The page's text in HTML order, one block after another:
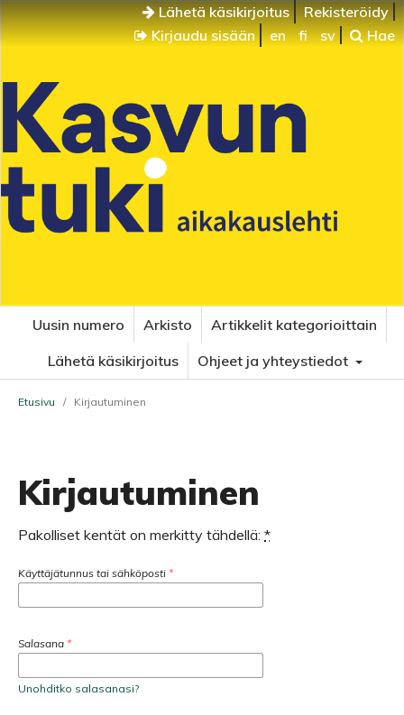
Lähetä käsikirjoitus
Rekisteröidy
Kirjaudu sisään
en fi sv Hae
Uusin numero Arkisto
Artikkelit kategorioittain
Lähetä käsikirjoitus
Ohjeet ja yhteystiedot
Etusivu / Kirjautuminen
Kirjautuminen
Pakolliset kentät on merkitty tähdellä: *
Käyttäjätunnus tai sähköposti *
Salasana *
Unohditko salasanasi?